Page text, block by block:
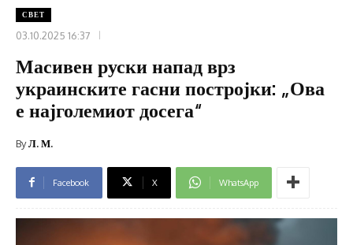
СВЕТ
03.10.2025 16:37
Масивен руски напад врз
украинските гасни постројки: „Ова
е најголемиот досега“
ByЛ. М.
Facebook X WhatsApp